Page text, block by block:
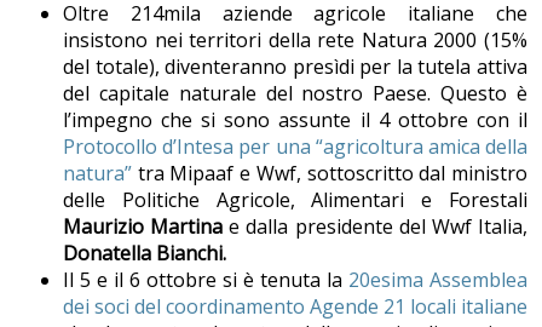
Oltre 214mila aziende agricole italiane che
insistono nei territori della rete Natura 2000 (15%
del totale), diventeranno presìdi per la tutela attiva
del capitale naturale del nostro Paese. Questo è
l’impegno che si sono assunte il 4 ottobre con il
Protocollo d’Intesa per una “agricoltura amica della
natura” tra Mipaaf e Wwf, sottoscritto dal ministro
delle Politiche Agricole, Alimentari e Forestali
Maurizio Martina e dalla presidente del Wwf Italia,
Donatella Bianchi.
Il 5 e il 6 ottobre si è tenuta la 20esima Assemblea
dei soci del coordinamento Agende 21 locali italiane